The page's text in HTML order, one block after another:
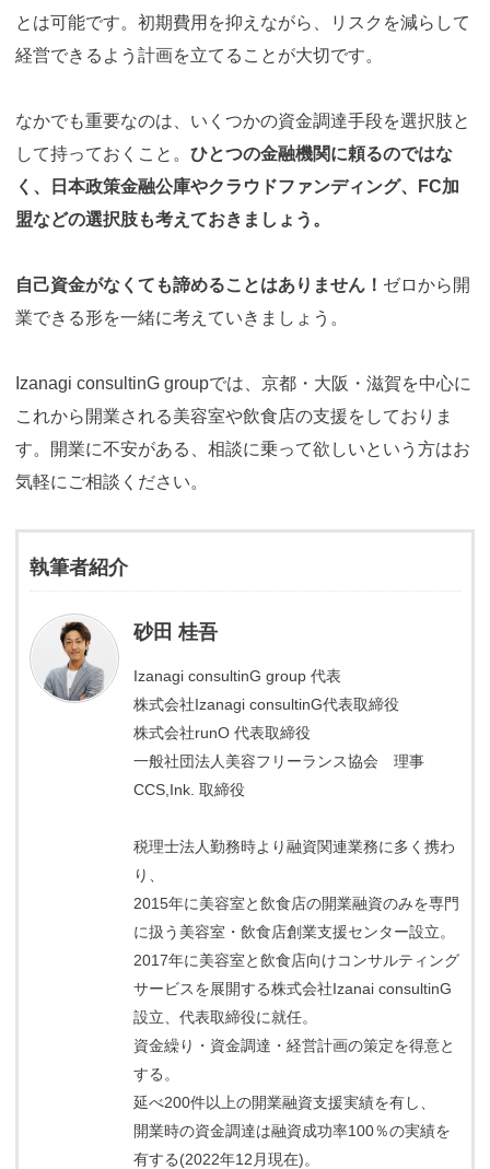
とは可能です。初期費用を抑えながら、リスクを減らして
経営できるよう計画を立てることが大切です。
なかでも重要なのは、いくつかの資金調達手段を選択肢と
して持っておくこと。 ひとつの金融機関に頼るのではな
く、日本政策金融公庫やクラウドファンディング、FC加
盟などの選択肢も考えておきましょう。
自己資金がなくても諦めることはありません！ ゼロから開
業できる形を一緒に考えていきましょう。
Izanagi consultinG groupでは、京都・大阪・滋賀を中心に
これから開業される美容室や飲食店の支援をしておりま
す。開業に不安がある、相談に乗って欲しいという方はお
気軽にご相談ください。
執筆者紹介
砂田 桂吾
Izanagi consultinG group 代表
株式会社Izanagi consultinG代表取締役
株式会社runO 代表取締役
一般社団法人美容フリーランス協会 理事
CCS,Ink. 取締役
税理士法人勤務時より融資関連業務に多く携わ
り、
2015年に美容室と飲食店の開業融資のみを専門
に扱う美容室・飲食店創業支援センター設立。
2017年に美容室と飲食店向けコンサルティング
サービスを展開する株式会社Izanai consultinG
設立、代表取締役に就任。
資金繰り・資金調達・経営計画の策定を得意と
する。
延べ200件以上の開業融資支援実績を有し、
開業時の資金調達は融資成功率100％の実績を
有する(2022年12月現在)。